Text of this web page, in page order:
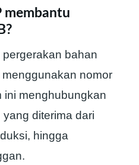
membantu
bahan
nomor
ini menghubungkan
diterima dari
hingga